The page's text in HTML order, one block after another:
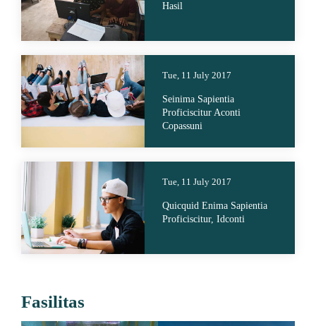
Hasil
Tue, 11 July 2017
Seinima Sapientia
Proficiscitur Aconti
Copassuni
Tue, 11 July 2017
Quicquid Enima Sapientia
Proficiscitur, Idconti
Fasilitas